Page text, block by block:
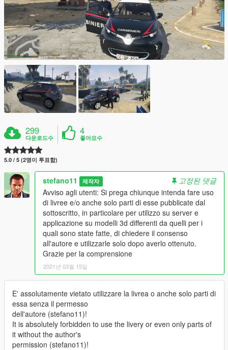
299
다운로드수
4
좋아요수
5.0 / 5 (2명이 투표함)
stefano11 제작자
고정된 댓글
Avviso agli utenti: Si prega chiunque intenda fare uso
di livree e/o anche solo parti di esse pubblicate dal
sottoscritto, in particolare per utilizzo su server e
applicazione su modelli 3d differenti da quelli per i
quali sono state fatte, di chiedere il consenso
all'autore e utilizzarle solo dopo averlo ottenuto.
Grazie per la comprensione
2021년 03월 15일
E' assolutamente vietato utilizzare la livrea o anche solo parti di
essa senza il permesso
dell'autore (stefano11)!
It is absolutely forbidden to use the livery or even only parts of
it without the author's
permission (stefano11)!